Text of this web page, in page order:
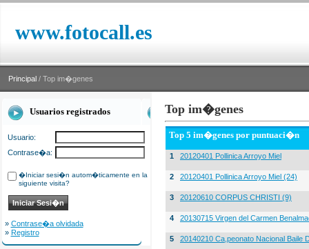
www.fotocall.es
Principal / Top im�genes
Usuarios registrados
Usuario:
Contrase�a:
�Iniciar sesi�n autom�ticamente en la
siguiente visita?
» Contrase�a olvidada
» Registro
Top im�genes
Top 5 im�genes por puntuaci�n
1 20120401 Pollinica Arroyo Miel
2 20120401 Pollinica Arroyo Miel (24)
3 20120610 CORPUS CHRISTI (9)
4 20130715 Virgen del Carmen
5 20140210 Ca,peonato Nacional Baile